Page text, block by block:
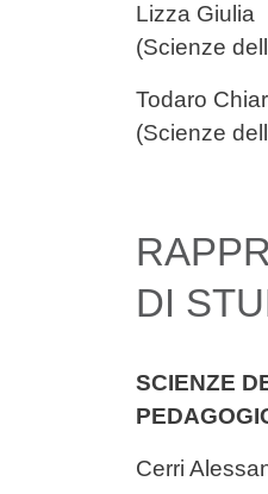
(Scienze
(Scienze
DI
SCIENZE
Cerri